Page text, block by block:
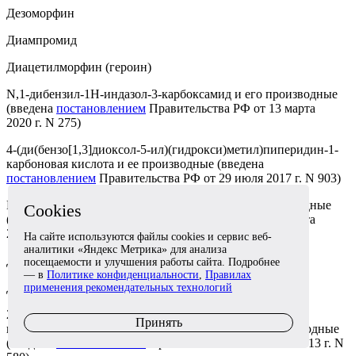
Дезоморфин
Диампромид
Диацетилморфин (героин)
N,1-дибензил-1Н-индазол-3-карбоксамид и его производные
(введена постановлением Правительства РФ от 13 марта
2020 г. N 275)
4-(ди(бензо[1,3]диоксол-5-ил)(гидрокси)метил)пиперидин-1-
карбоновая кислота и ее производные (введена
постановлением Правительства РФ от 29 июля 2017 г. N 903)
N,1-дибутил-1Н-индазол-3-карбоксамид и его производные
(введенапостановлением
Правительства РФ от 13 марта
2020 г. N 275)
Дигидроморфин
Дименоксадол
2-(4-Диметиламинофенил)этиламид 3-этил-5-фтор-1H-
индол-2-карбоновой кислоты (Org 27759) и его производные
(введена
Правительства от 10 июля 2013 г. N
Cookies
На сайте используются файлы cookies и сервис веб-
аналитики «Яндекс Метрика» для анализа
посещаемости и улучшения работы сайта. Подробнее
— в Политике конфиденциальности, Правилах
применения рекомендательных технологий
Принять